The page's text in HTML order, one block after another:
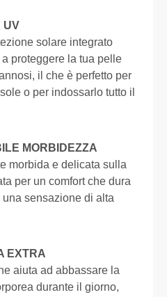
UV
solare integrato
proteggere la tua pelle
il che è perfetto per
o per indossarlo tutto il
MORBIDEZZA
morbida e delicata sulla
per un comfort che dura
sensazione di alta
EXTRA
aiuta ad abbassare la
durante il giorno,